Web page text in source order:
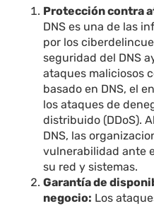
Protección contra
DNS es una de las
por los
seguridad del DNS
ataques maliciosos
basado en DNS, el
los ataques de
distribuido (DDoS).
DNS, las
vulnerabilidad ante
su red y sistemas.
Garantía de
negocio: Los